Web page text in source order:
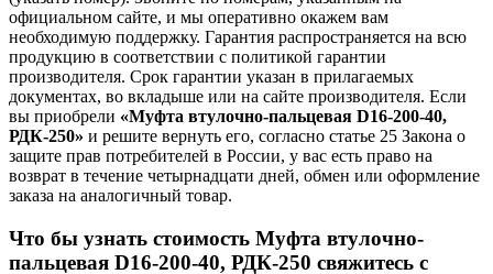
официальном сайте, и мы оперативно окажем вам
необходимую поддержку. Гарантия распространяется на всю
продукцию в соответствии с политикой гарантии
производителя. Срок гарантии указан в прилагаемых
документах, во вкладыше или на сайте производителя. Если
вы приобрели «Муфта втулочно-пальцевая D16-200-40,
РДК-250» и решите вернуть его, согласно статье 25 Закона о
защите прав потребителей в России, у вас есть право на
возврат в течение четырнадцати дней, обмен или оформление
заказа на аналогичный товар.
Что бы узнать стоимость Муфта втулочно-
пальцевая D16-200-40, РДК-250 свяжитесь с